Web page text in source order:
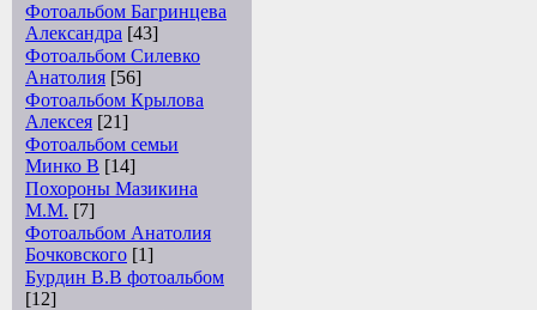
Фотоальбом Багринцева
Александра [43]
Фотоальбом Силевко
Анатолия [56]
Фотоальбом Крылова
Алексея [21]
Фотоальбом семьи
Минко В [14]
Похороны Мазикина
М.М. [7]
Фотоальбом Анатолия
Бочковского [1]
Бурдин В.В фотоальбом
[12]